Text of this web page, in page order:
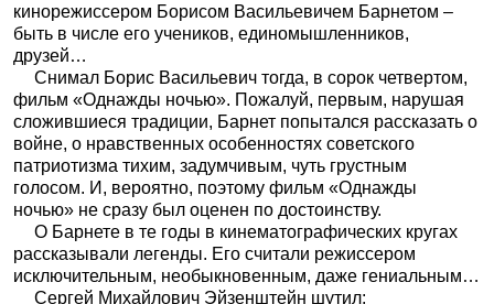
кинорежиссером Борисом Васильевичем Барнетом –
быть в числе его учеников, единомышленников,
друзей…
Снимал Борис Васильевич тогда, в сорок четвертом,
фильм «Однажды ночью». Пожалуй, первым, нарушая
сложившиеся традиции, Барнет попытался рассказать о
войне, о нравственных особенностях советского
патриотизма тихим, задумчивым, чуть грустным
голосом. И, вероятно, поэтому фильм «Однажды
ночью» не сразу был оценен по достоинству.
О Барнете в те годы в кинематографических кругах
рассказывали легенды. Его считали режиссером
исключительным, необыкновенным, даже гениальным…
Сергей Михайлович Эйзенштейн шутил: